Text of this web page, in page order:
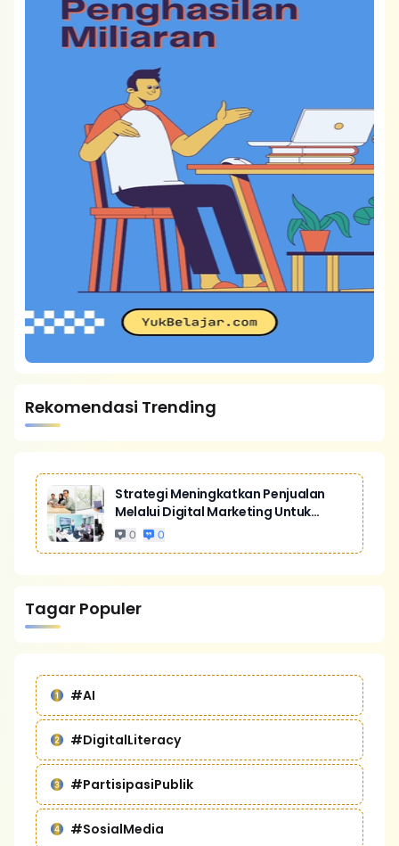
Rekomendasi Trending
Strategi Meningkatkan Penjualan
Melalui Digital Marketing Untuk
Bisnis Yang Lebih Kompetitif
0 0
Tagar Populer
#AI
#DigitalLiteracy
#PartisipasiPublik
#SosialMedia